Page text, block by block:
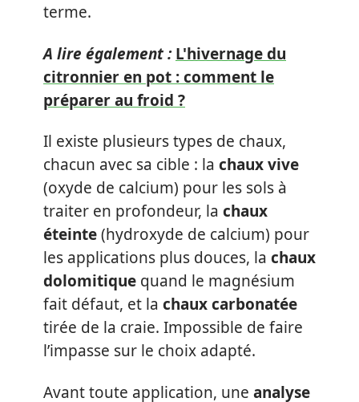
terme.
A lire également : L'hivernage du
citronnier en pot : comment le
préparer au froid ?
Il existe plusieurs types de chaux,
chacun avec sa cible : la chaux vive
(oxyde de calcium) pour les sols à
traiter en profondeur, la chaux
éteinte(hydroxyde de calcium) pour
les applications plus douces, la chaux
dolomitique quand le magnésium
fait défaut, et la chaux carbonatée
tirée de la craie. Impossible de faire
l’impasse sur le choix adapté.
Avant toute application, une analyse